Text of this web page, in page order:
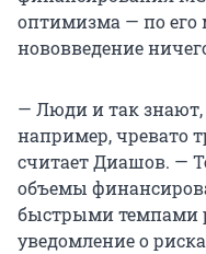
оптимизма — по его
нововведение
— Люди и так знают,
например, чревато
считает Диашов. —
объемы
быстрыми темпами
уведомление о